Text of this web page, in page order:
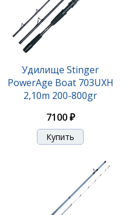
Удилище Stinger
PowerAge Boat 703UXH
2,10m 200-800gr
7100 ₽